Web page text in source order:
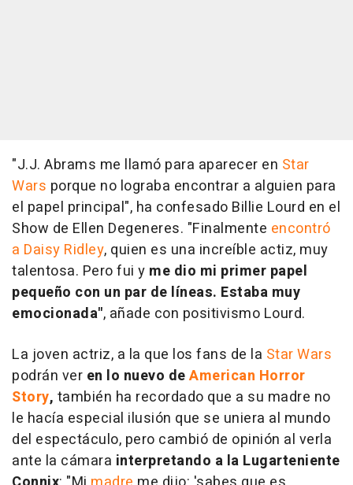
"J.J. Abrams me llamó para aparecer en Star
Wars porque no lograba encontrar a alguien para
el papel principal", ha confesado Billie Lourd en el
Show de Ellen Degeneres. "Finalmente encontró
a Daisy Ridley, quien es una increíble actiz, muy
talentosa. Pero fui y me dio mi primer papel
pequeño con un par de líneas. Estaba muy
emocionada", añade con positivismo Lourd.
La joven actriz, a la que los fans de la Star Wars
podrán ver en lo nuevo deAmerican Horror
Story, también ha recordado que a su madre no
le hacía especial ilusión que se uniera al mundo
del espectáculo, pero cambió de opinión al verla
ante la cámara interpretando a la Lugarteniente